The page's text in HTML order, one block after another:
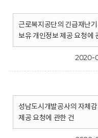
근로복지공단의 긴급재난
보유 개인정보 제공 요청에
2020-
성남도시개발공사의 자체
제공 요청에 관한 건